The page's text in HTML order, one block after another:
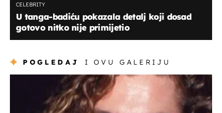
CELEBRITY
U tanga-badiću pokazala detalj koji dosad
gotovo nitko nije primijetio
POGLEDAJ I OVU GALERIJU